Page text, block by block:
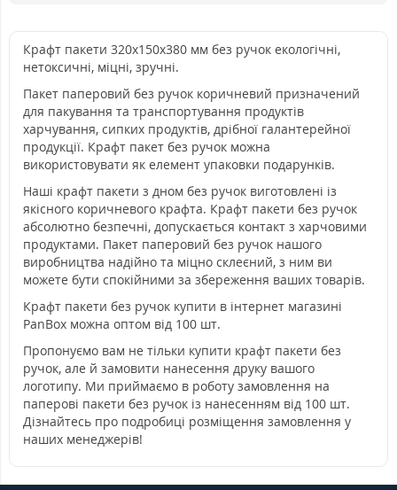
Крафт пакети 320х150х380 мм без ручок екологічні,
нетоксичні, міцні, зручні.
Пакет паперовий без ручок коричневий призначений
для пакування та транспортування продуктів
харчування, сипких продуктів, дрібної галантерейної
продукції. Крафт пакет без ручок можна
використовувати як елемент упаковки подарунків.
Наші крафт пакети з дном без ручок виготовлені із
якісного коричневого крафта. Крафт пакети без ручок
абсолютно безпечні, допускається контакт з харчовими
продуктами. Пакет паперовий без ручок нашого
виробництва надійно та міцно склеєний, з ним ви
можете бути спокійними за збереження ваших товарів.
Крафт пакети без ручок купити в інтернет магазині
PanBox можна оптом від 100 шт.
Пропонуємо вам не тільки купити крафт пакети без
ручок, але й замовити нанесення друку вашого
логотипу. Ми приймаємо в роботу замовлення на
паперові пакети без ручок із нанесенням від 100 шт.
Дізнайтесь про подробиці розміщення замовлення у
наших менеджерів!